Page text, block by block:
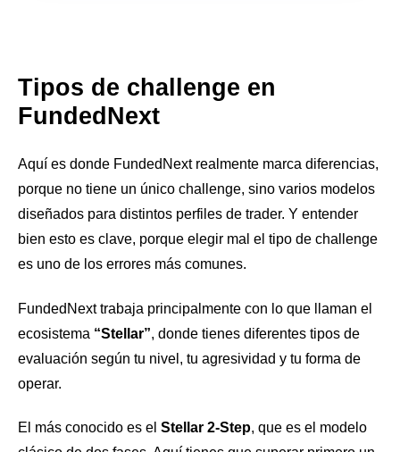
Tipos de challenge en
FundedNext
Aquí es donde FundedNext realmente marca diferencias,
porque no tiene un único challenge, sino varios modelos
diseñados para distintos perfiles de trader. Y entender
bien esto es clave, porque elegir mal el tipo de challenge
es uno de los errores más comunes.
FundedNext trabaja principalmente con lo que llaman el
ecosistema “Stellar”, donde tienes diferentes tipos de
evaluación según tu nivel, tu agresividad y tu forma de
operar.
El más conocido es el Stellar 2-Step, que es el modelo